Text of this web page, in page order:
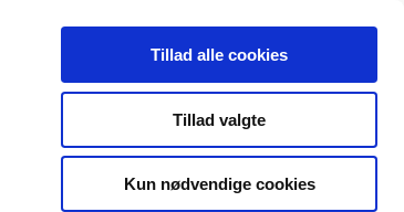
Tillad alle cookies
Tillad valgte
Kun nødvendige cookies
Særlige
produktområder